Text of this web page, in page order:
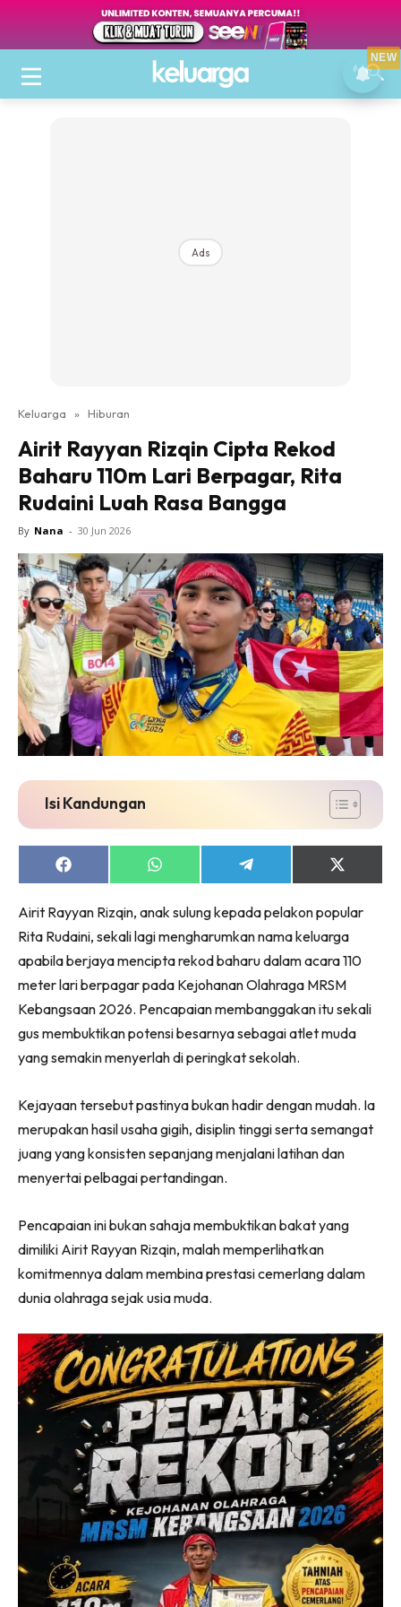
Ads
Keluarga » Hiburan
Airit Rayyan Rizqin Cipta Rekod
Baharu 110m Lari Berpagar, Rita
Rudaini Luah Rasa Bangga
By Nana - 30 Jun 2026
Isi Kandungan
Share
on
Share
on
Share
on
Share
on
(Twitter)
Airit Rayyan Rizqin, anak sulung kepada pelakon popular
Rita Rudaini, sekali lagi mengharumkan nama keluarga
apabila berjaya mencipta rekod baharu dalam acara 110
meter lari berpagar pada Kejohanan Olahraga MRSM
Kebangsaan 2026. Pencapaian membanggakan itu sekali
gus membuktikan potensi besarnya sebagai atlet muda
yang semakin menyerlah di peringkat sekolah.
Kejayaan tersebut pastinya bukan hadir dengan mudah. Ia
merupakan hasil usaha gigih, disiplin tinggi serta semangat
juang yang konsisten sepanjang menjalani latihan dan
menyertai pelbagai pertandingan.
Pencapaian ini bukan sahaja membuktikan bakat yang
dimiliki Airit Rayyan Rizqin, malah memperlihatkan
komitmennya dalam membina prestasi cemerlang dalam
dunia olahraga sejak usia muda.
NEW